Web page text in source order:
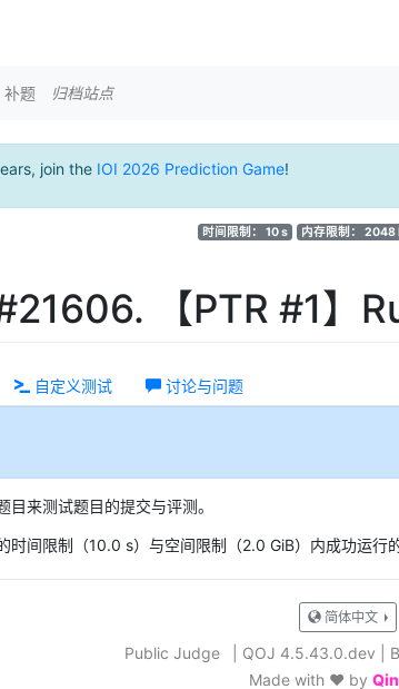
补题 归档站点
join the IOI 2026 Prediction Game!
时间限制： 10 s 内存限制： 2048
【PTR #1】
自定义测试 讨论与问题
来测试题目的提交与评测。
时间限制（10.0 s）与空间限制（2.0 GiB）内成功运行
简体中文
Public Judge QOJ 4.5.43.0.dev
Made with ❤️ by